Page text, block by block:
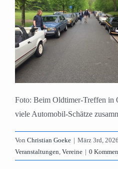
Foto: Beim Oldtimer-Treffen in
viele Automobil-Schätze
Von Christian Goeke | März 3rd, 2026
Veranstaltungen, Vereine | 0